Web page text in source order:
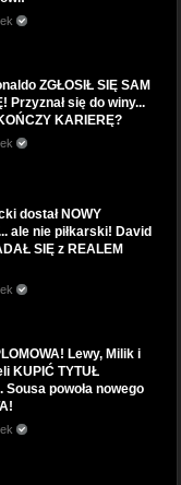
ZGŁOSIŁ SIĘ SAM
Przyznał się do winy...
KARIERĘ?
dostał NOWY
ale nie piłkarski! David
SIĘ z REALEM
Lewy, Milik i
KUPIĆ TYTUŁ
Sousa powoła nowego